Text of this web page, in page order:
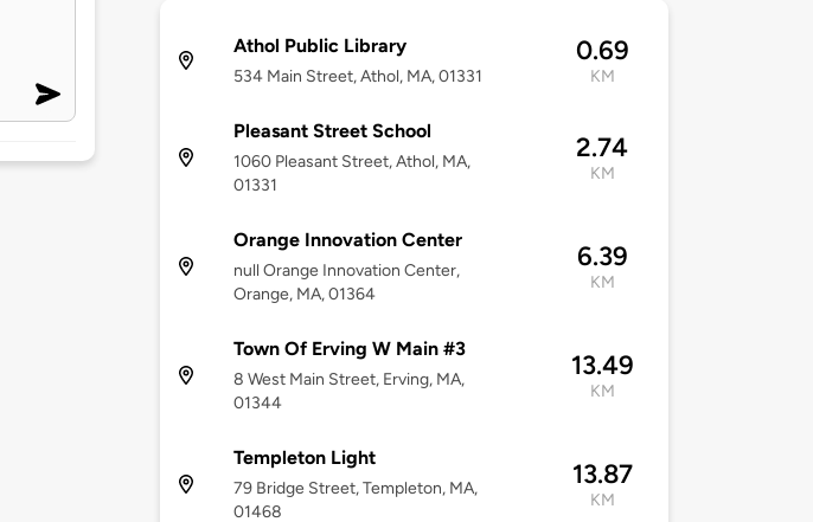
Athol Public Library
534 Main Street, Athol, MA, 01331
0.69
KM
Pleasant Street School
1060 Pleasant Street, Athol, MA,
01331
2.74
KM
Orange Innovation Center
null Orange Innovation Center,
Orange, MA, 01364
6.39
KM
Town Of Erving W Main #3
8 West Main Street, Erving, MA,
01344
13.49
KM
Templeton Light
79 Bridge Street, Templeton, MA,
01468
13.87
KM